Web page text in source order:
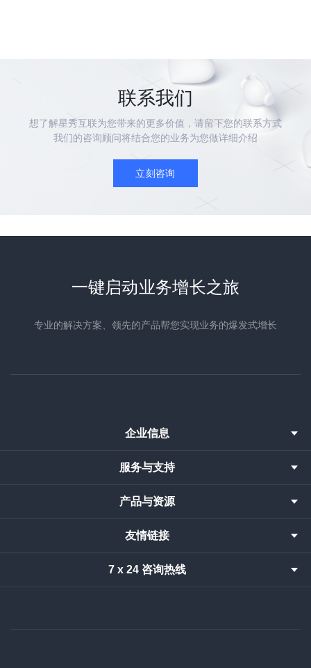
联系我们
想了解星秀互联为您带来的更多价值，请留下您的联系方式
我们的咨询顾问将结合您的业务为您做详细介绍
立刻咨询
一键启动业务增长之旅
专业的解决方案、领先的产品帮您实现业务的爆发式增长
企业信息
服务与支持
产品与资源
友情链接
7 x 24 咨询热线